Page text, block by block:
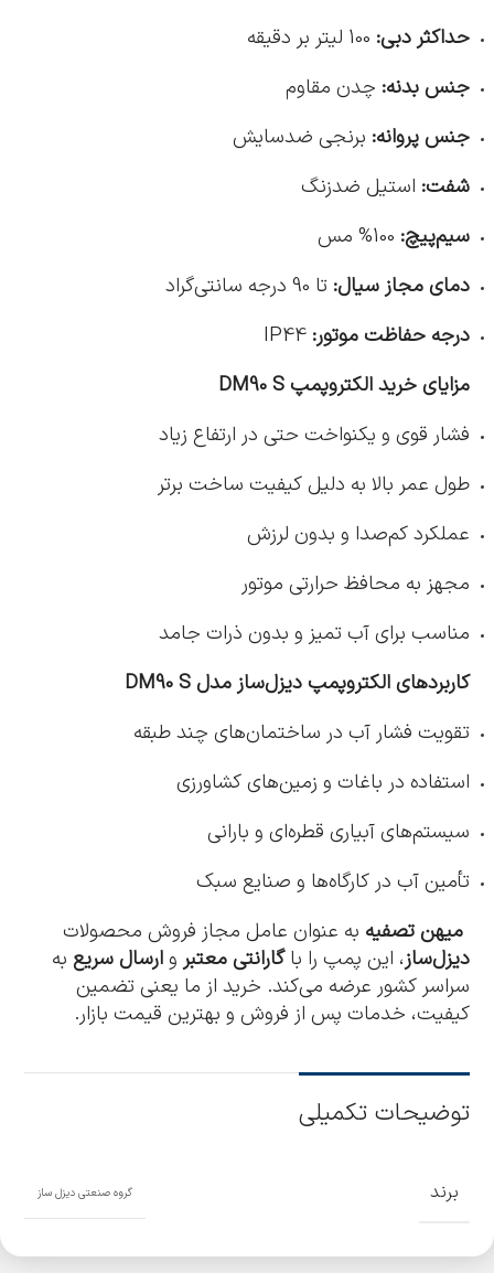
حداکثر دبی:
جنس بدنه: چدن مقاوم
جنس پروانه: برنجی ضدسایش
شفت: استیل ضدزنگ
سیم‌پیچ:
دمای مجاز سیال: تا 90 درجه سانتی‌گراد
درجه حفاظت موتور:
مزایای خرید الکتروپمپ DM90 S
فشار قوی و یکنواخت حتی در ارتفاع زیاد
طول عمر بالا به دلیل کیفیت ساخت برتر
عملکرد کم‌صدا و بدون لرزش
مجهز به محافظ حرارتی موتور
مناسب برای آب تمیز و بدون ذرات جامد
کاربردهای الکتروپمپ دیزل‌ساز مدل DM90 S
تقویت فشار آب در ساختمان‌های چند طبقه
استفاده در باغات و زمین‌های کشاورزی
سیستم‌های آبیاری قطره‌ای و بارانی
تأمین آب در کارگاه‌ها و صنایع سبک
میهن تصفیه به عنوان عامل مجاز فروش محصولات
دیزل‌ساز، این پمپ را باگارانتی معتبر و ارسال سریع به
سراسر کشور عرضه می‌کند. خرید از ما یعنی تضمین
کیفیت، خدمات پس از فروش و بهترین قیمت بازار.
توضیحات تکمیلی
برند گروه صنعتی دیزل ساز